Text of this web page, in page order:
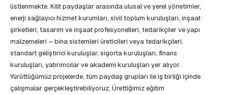
üstlenmekte. Kilit paydaşlar arasında ulusal ve yerel yönetimler,
enerji sağlayıcı hizmet kurumları, sivil toplum kuruluşları, inşaat
şirketleri, tasarım ve inşaat profesyonelleri, tedarikçiler ve yapı
malzemeleri – bina sistemleri üreticileri veya tedarikçileri,
standart geliştirici kuruluşlar, sigorta kuruluşları, finans
kuruluşları, yatırımcılar ve akademi kuruluşları yer alıyor.
Yürüttüğümüz projelerde, tüm paydaş grupları ile iş birliği içinde
çalışmalar gerçekleştirebiliyoruz. Ürettiğimiz eğitim